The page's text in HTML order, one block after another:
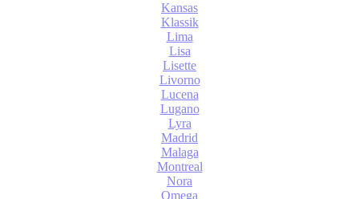
Kansas
Klassik
Lima
Lisa
Lisette
Livorno
Lucena
Lugano
Lyra
Madrid
Malaga
Montreal
Nora
Omega